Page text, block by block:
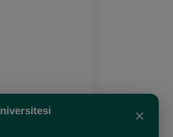
×